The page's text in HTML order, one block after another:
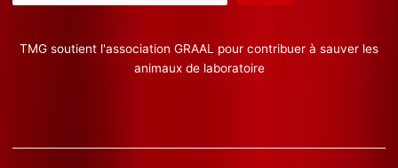
TMG soutient l'association GRAAL pour contribuer à sauver les
animaux de laboratoire